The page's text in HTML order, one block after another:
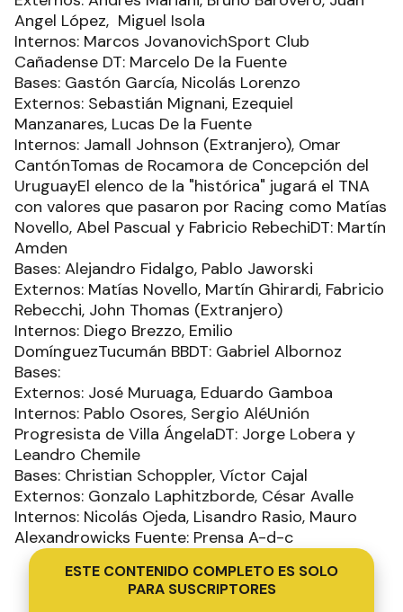
Angel López, Miguel Isola
Internos: Marcos JovanovichSport Club
Cañadense DT: Marcelo De la Fuente
Bases: Gastón García, Nicolás Lorenzo
Externos: Sebastián Mignani, Ezequiel
Manzanares, Lucas De la Fuente
Internos: Jamall Johnson (Extranjero), Omar
CantónTomas de Rocamora de Concepción del
UruguayEl elenco de la "histórica" jugará el TNA
con valores que pasaron por Racing como Matías
Novello, Abel Pascual y Fabricio RebechiDT: Martín
Amden
Bases: Alejandro Fidalgo, Pablo Jaworski
Externos: Matías Novello, Martín Ghirardi, Fabricio
Rebecchi, John Thomas (Extranjero)
Internos: Diego Brezzo, Emilio
DomínguezTucumán BBDT: Gabriel Albornoz
Bases:
Externos: José Muruaga, Eduardo Gamboa
Internos: Pablo Osores, Sergio AléUnión
Progresista de Villa ÁngelaDT: Jorge Lobera y
Leandro Chemile
Bases: Christian Schoppler, Víctor Cajal
Externos: Gonzalo Laphitzborde, César Avalle
Internos: Nicolás Ojeda, Lisandro Rasio, Mauro
Alexandrowicks Fuente: Prensa A-d-c
ESTE CONTENIDO COMPLETO ES SOLO
PARA SUSCRIPTORES